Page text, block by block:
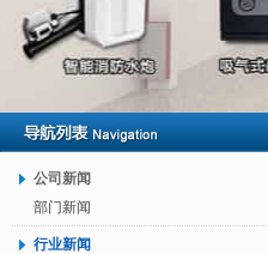
公司新闻
部门新闻
行业新闻